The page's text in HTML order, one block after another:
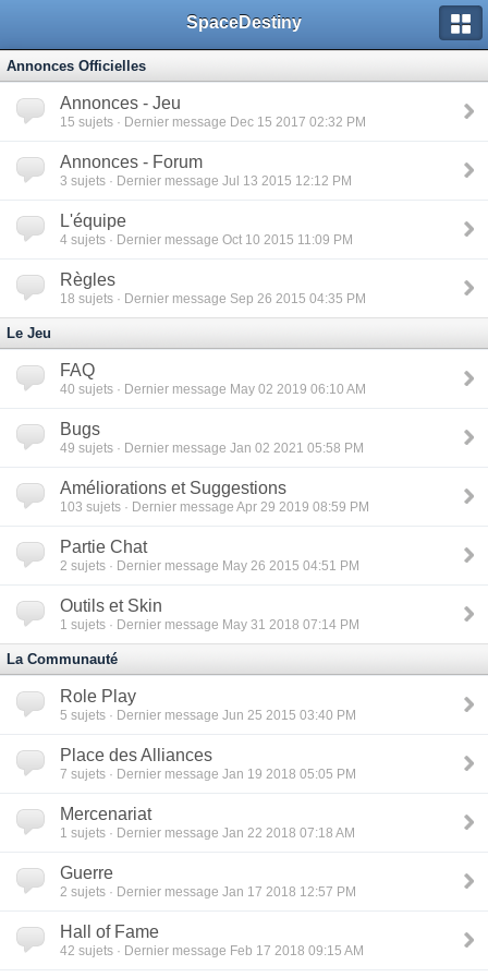
SpaceDestiny
Annonces Officielles
Annonces - Jeu
15 sujets · Dernier message Dec 15 2017 02:32 PM
Annonces - Forum
3 sujets · Dernier message Jul 13 2015 12:12 PM
L'équipe
4 sujets · Dernier message Oct 10 2015 11:09 PM
Règles
18 sujets · Dernier message Sep 26 2015 04:35 PM
Le Jeu
FAQ
40 sujets · Dernier message May 02 2019 06:10 AM
Bugs
49 sujets · Dernier message Jan 02 2021 05:58 PM
Améliorations et Suggestions
103 sujets · Dernier message Apr 29 2019 08:59 PM
Partie Chat
2 sujets · Dernier message May 26 2015 04:51 PM
Outils et Skin
1 sujets · Dernier message May 31 2018 07:14 PM
La Communauté
Role Play
5 sujets · Dernier message Jun 25 2015 03:40 PM
Place des Alliances
7 sujets · Dernier message Jan 19 2018 05:05 PM
Mercenariat
1 sujets · Dernier message Jan 22 2018 07:18 AM
Guerre
2 sujets · Dernier message Jan 17 2018 12:57 PM
Hall of Fame
42 sujets · Dernier message Feb 17 2018 09:15 AM